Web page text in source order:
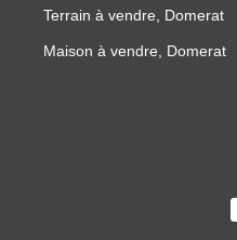
Terrain à vendre, Domerat
Maison à vendre, Domerat